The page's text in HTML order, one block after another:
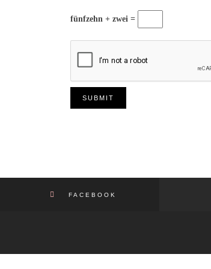
fünfzehn + zwei =
FACEBOOK